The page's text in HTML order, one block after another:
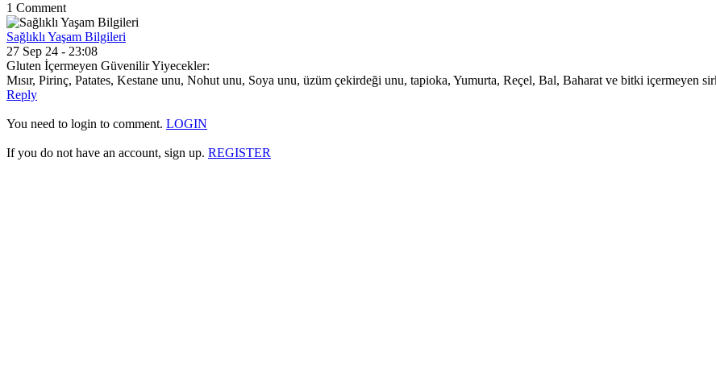
1 Comment
Sağlıklı Yaşam Bilgileri
27 Sep 24 - 23:08
Gluten İçermeyen Güvenilir Yiyecekler:
Mısır, Pirinç, Patates, Kestane unu, Nohut unu, Soya unu, üzüm çekirdeği unu, tapioka, Yumurta, Reçel, Bal, Baharat ve bitki içermeyen
Reply
You need to login to comment. LOGIN
If you do not have an account, sign up. REGISTER